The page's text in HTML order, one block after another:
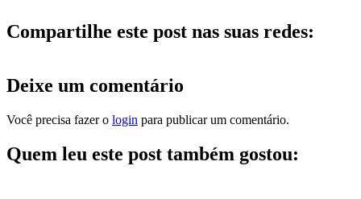
Compartilhe este post nas suas redes:
Deixe um comentário
Você precisa fazer o login para publicar um comentário.
Quem leu este post também gostou: